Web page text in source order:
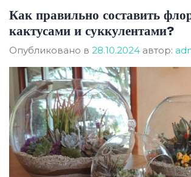
Как правильно составить
кактусами и суккулентами?
Опубликовано в 28.10.2024 автор: